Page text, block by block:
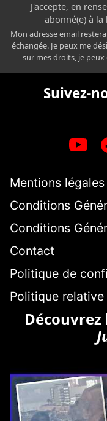
J'accepte, en
abonné(e) à
Mon adresse email
échangée. Je peux me
sur mes droits, je peux
Suivez-
Mentions légales
Conditions
Conditions
Contact
Politique de
Politique